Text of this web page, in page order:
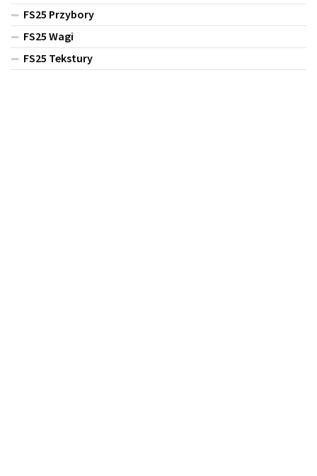
FS25 Przybory
FS25 Wagi
FS25 Tekstury